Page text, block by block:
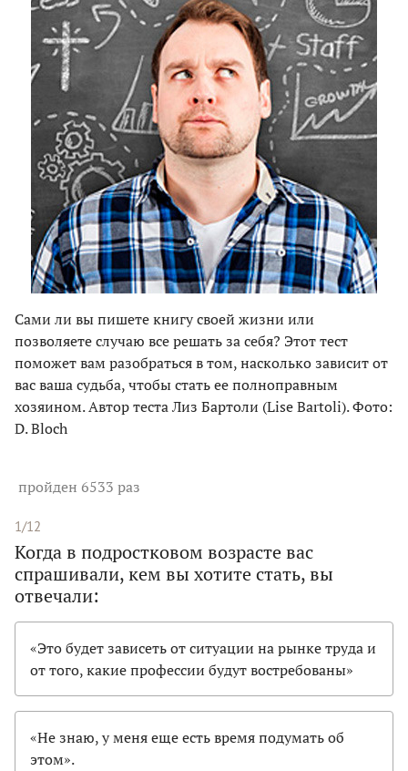
Сами ли вы пишете книгу своей жизни или
позволяете случаю все решать за себя? Этот тест
поможет вам разобраться в том, насколько зависит от
вас ваша судьба, чтобы стать ее полноправным
хозяином. Автор теста Лиз Бартоли (Lise Bartoli). Фото:
D. Bloch
пройден 6533 раз
1/12
Когда в подростковом возрасте вас
спрашивали, кем вы хотите стать, вы
отвечали:
«Это будет зависеть от ситуации на рынке труда и
от того, какие профессии будут востребованы»
«Не знаю, у меня еще есть время подумать об
этом».